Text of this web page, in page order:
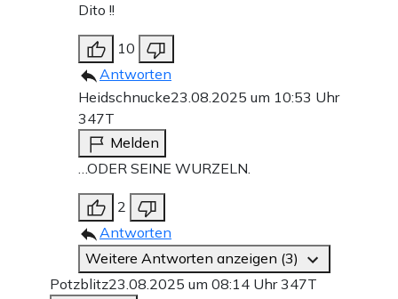
Dito !!
10
Antworten
Heidschnucke23.08.2025 um 10:53 Uhr
347T
Melden
…ODER SEINE WURZELN.
2
Antworten
Weitere Antworten anzeigen (3)
Potzblitz23.08.2025 um 08:14 Uhr347T